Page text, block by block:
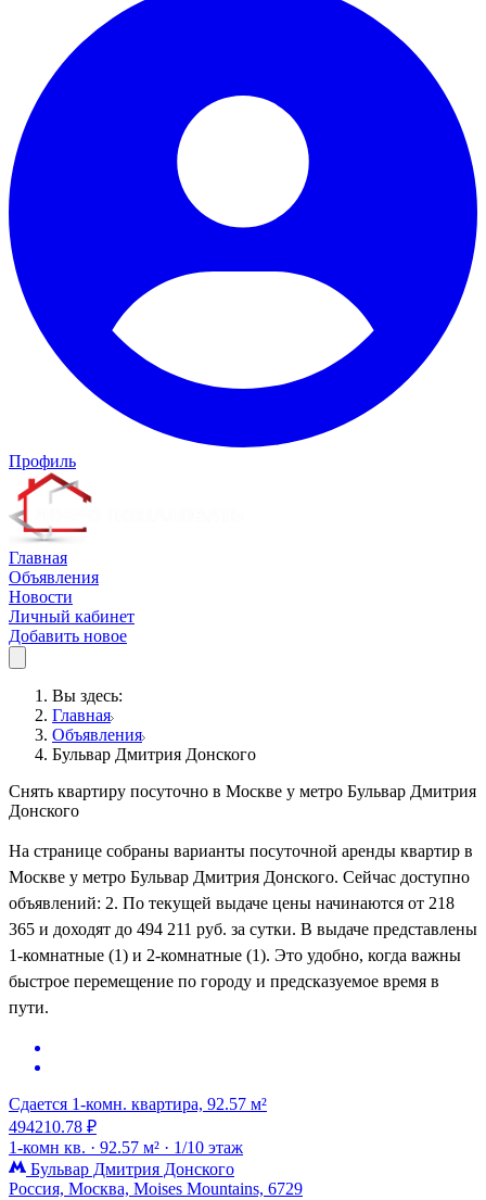
Профиль
Главная
Объявления
Новости
Личный кабинет
Добавить новое
Вы здесь:
Главная
Объявления
Бульвар Дмитрия Донского
Снять квартиру посуточно в Москве у метро Бульвар Дмитрия
Донского
На странице собраны варианты посуточной аренды квартир в
Москве у метро Бульвар Дмитрия Донского. Сейчас доступно
объявлений: 2. По текущей выдаче цены начинаются от 218
365 и доходят до 494 211 руб. за сутки. В выдаче представлены
1-комнатные (1) и 2-комнатные (1). Это удобно, когда важны
быстрое перемещение по городу и предсказуемое время в
пути.
Сдается 1-комн. квартира, 92.57 м²
494210.78 ₽
1-комн кв. · 92.57 м² · 1/10 этаж
Бульвар Дмитрия Донского
Россия, Москва, Moises Mountains, 6729